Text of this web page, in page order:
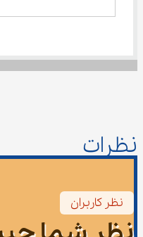
نظرات
نظر کاربران